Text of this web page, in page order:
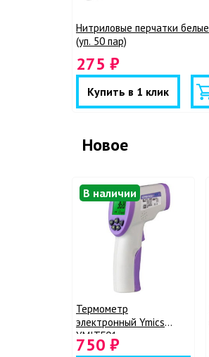
Нитриловые перчатки белые
(уп. 50 пар)
275 ₽
Купить в 1 клик
Новое
В наличии
Термометр
электронный Ymics
YMITF01
750 ₽